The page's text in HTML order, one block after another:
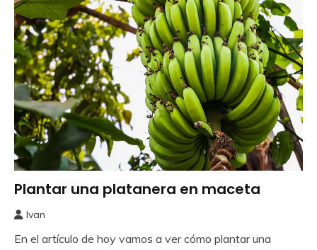
Frutales
Plantar una platanera en maceta
junio,
Ivan
En el artículo de hoy vamos a ver cómo plantar una